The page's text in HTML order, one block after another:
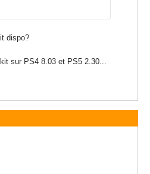
dispo?
sur PS4 8.03 et PS5 2.30...